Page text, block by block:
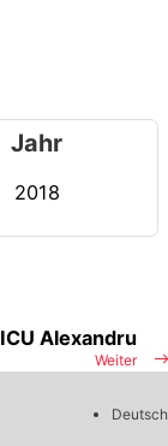
Jahr
2018
Weiter
Alexandru
Deutsch